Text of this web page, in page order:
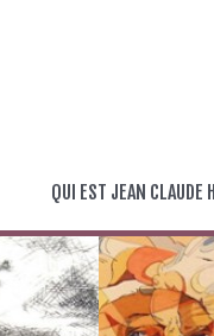
QUI EST JEAN CLAUDE